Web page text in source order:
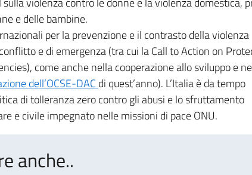
e delle bambine.
per la prevenzione e il contrasto della violenza
e di emergenza (tra cui la Call to Action on
come anche nella cooperazione allo sviluppo e
dell’OCSE-DAC di quest’anno). L’Italia è da tempo
di tolleranza zero contro gli abusi e lo sfruttamento
e civile impegnato nelle missioni di pace ONU.
anche..